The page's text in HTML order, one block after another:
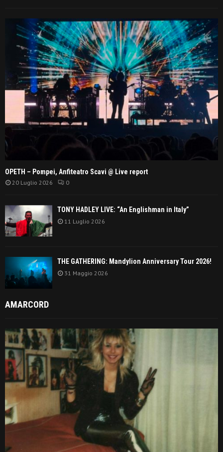
OPETH – Pompei, Anfiteatro Scavi @ Live report
20 Luglio 2026 0
TONY HADLEY LIVE: “An Englishman in Italy”
11 Luglio 2026
THE GATHERING: Mandylion Anniversary Tour 2026!
31 Maggio 2026
AMARCORD